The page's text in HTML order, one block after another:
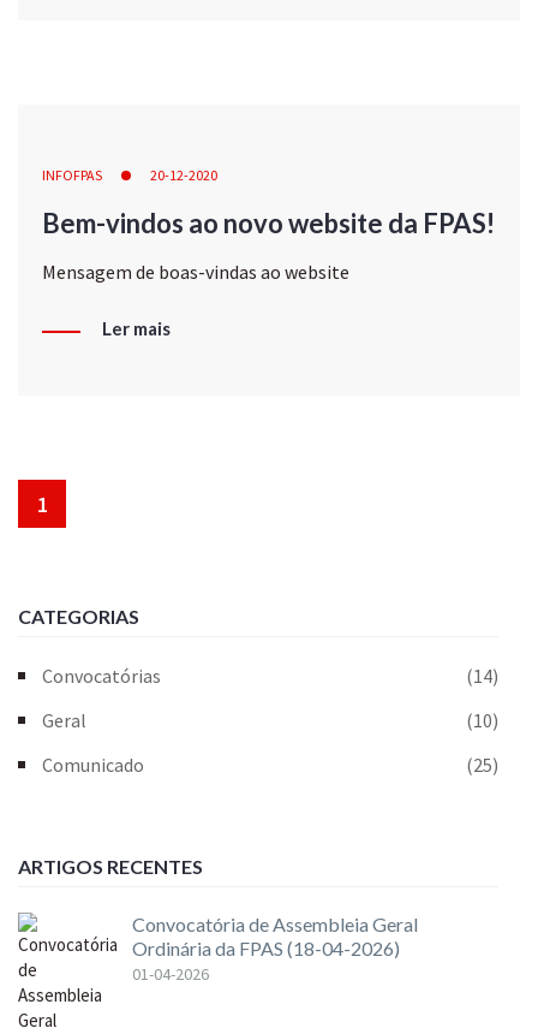
INFOFPAS 20-12-2020
Bem-vindos ao novo website da FPAS!
Mensagem de boas-vindas ao website
Ler mais
1
CATEGORIAS
Convocatórias
(14)
Geral
(10)
Comunicado
(25)
ARTIGOS RECENTES
Convocatória de Assembleia Geral
Ordinária da FPAS (18-04-2026)
01-04-2026